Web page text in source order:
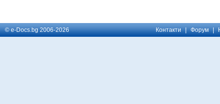
© e-Docs.bg 2006-2026 Контакти | Форум |